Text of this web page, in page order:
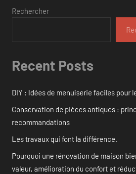
Rechercher
Recent Posts
DIY : Idées de menuiserie faciles pour
Conservation de pièces antiques :
recommandations
Les travaux qui font la différence.
Pourquoi une rénovation de maison
valeur, amélioration du confort et